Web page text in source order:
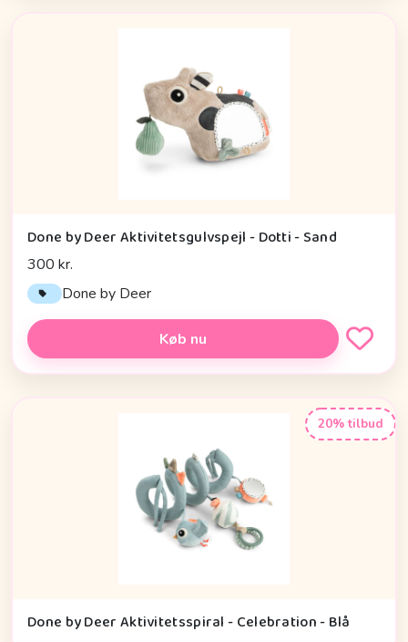
Done by Deer Aktivitetsgulvspejl - Dotti - Sand
300 kr.
Done by Deer
Køb nu
20% tilbud
Done by Deer Aktivitetsspiral - Celebration - Blå